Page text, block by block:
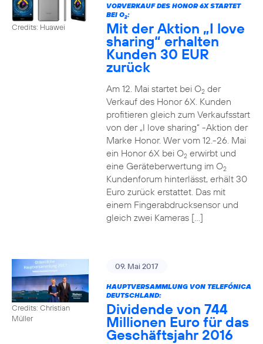
Credits: Huawei
VORVERKAUF DES HONOR 6X STARTET
BEI O2:
Mit der Aktion „I love
sharing“ erhalten
Kunden 30 EUR
zurück
Am 12. Mai startet bei O2der
Verkauf des Honor 6X. Kunden
profitieren gleich zum Verkaufsstart
von der „I love sharing“ -Aktion der
Marke Honor. Wer vom 12.-26. Mai
ein Honor 6X bei O2erwirbt und
eine Geräteberwertung im O2
Kundenforum hinterlässt, erhält 30
Euro zurück erstattet. Das mit
einem Fingerabdrucksensor und
gleich zwei Kameras […]
Credits: Christian
Müller
09. Mai 2017
HAUPTVERSAMMLUNG VON TELEFÓNICA
DEUTSCHLAND:
Dividende von 744
Millionen Euro für das
Geschäftsjahr 2016